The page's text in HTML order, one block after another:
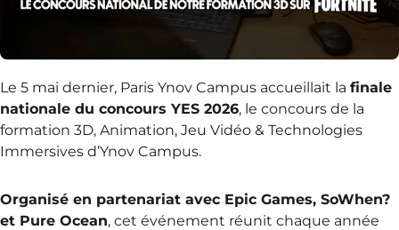
Le 5 mai dernier, Paris Ynov Campus accueillait la finale
nationale du concours YES 2026, le concours de la
formation 3D, Animation, Jeu Vidéo & Technologies
Immersives d’Ynov Campus.
Organisé en partenariat avec Epic Games, SoWhen?
et Pure Ocean, cet événement réunit chaque année